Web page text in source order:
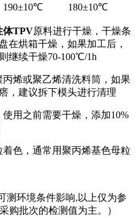
190±10℃ 180±10℃
体TPV原料进行干燥，干燥条
在烘箱干燥，如果加工后，
继续干燥70-100℃/1h
烯或聚乙烯清洗料筒，如果
，建议拆下模头进行清理
用之前需要干燥，添加10%
色，通常用聚丙烯基色母粒
测环境条件影响,以上仅为参
购批次的检测值为主。）